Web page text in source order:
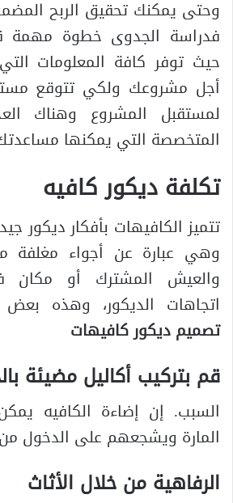
وحتى يمكنك تحقيق الربح
فدراسة الجدوى خطوة مهمة
حيث توفر كافة المعلومات
أجل مشروعك ولكي تتوقع
لمستقبل المشروع وهناك
المتخصصة التي يمكنها
تكلفة ديكور كافيه
تتميز الكافيهات بأفكار ديكور
وهي عبارة عن أجواء مغلفة
والعيش المشترك أو مكان
اتجاهات الديكور، وهذه
تصميم ديكور كافيهات
قم بتركيب أكاليل مضيئة
السبب. إن إضاءة الكافيه
المارة ويشجعهم على الدخول من
الرفاهية من خلال الأثاث